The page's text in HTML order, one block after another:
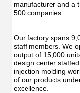
manufacturer and a
500 companies.
Our factory spans
staff members. We
output of 15,000
design center
injection molding
of our products
excellence.